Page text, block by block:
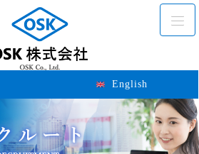
OSK株式
English